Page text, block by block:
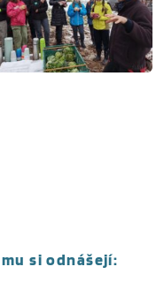
si odnášejí: